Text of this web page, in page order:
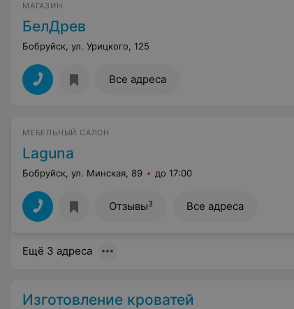
МАГАЗИН
БелДрев
Бобруйск, ул. Урицкого, 125
Все адреса
МЕБЕЛЬНЫЙ САЛОН
Laguna
Бобруйск, ул. Минская, 89 до 17:00
Отзывы3 Все адреса
Ещё 3 адреса
Изготовление кроватей